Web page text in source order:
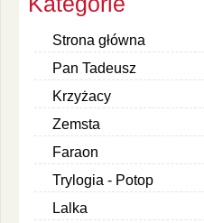
Strona główna
Pan Tadeusz
Krzyżacy
Zemsta
Faraon
Trylogia - Potop
Lalka